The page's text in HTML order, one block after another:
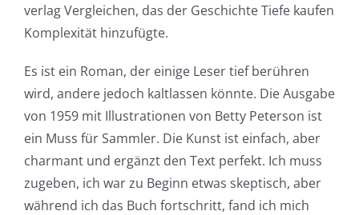
verlag Vergleichen, das der Geschichte Tiefe kaufen
Komplexität hinzufügte.
Es ist ein Roman, der einige Leser tief berühren
wird, andere jedoch kaltlassen könnte. Die Ausgabe
von 1959 mit Illustrationen von Betty Peterson ist
ein Muss für Sammler. Die Kunst ist einfach, aber
charmant und ergänzt den Text perfekt. Ich muss
zugeben, ich war zu Beginn etwas skeptisch, aber
während ich das Buch fortschritt, fand ich mich